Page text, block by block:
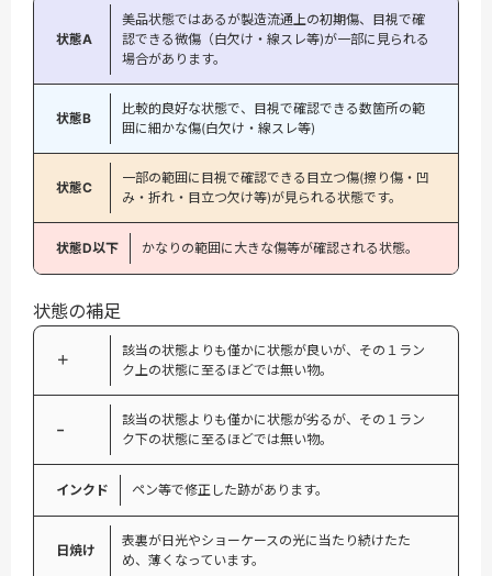
状態A
美品状態ではあるが製造流通上の初期傷、目視で確
認できる微傷（白欠け・線スレ等)が一部に見られる
場合があります。
状態B
比較的良好な状態で、目視で確認できる数箇所の範
囲に細かな傷(白欠け・線スレ等)
状態C
一部の範囲に目視で確認できる目立つ傷(擦り傷・凹
み・折れ・目立つ欠け等)が見られる状態です。
状態D以下 かなりの範囲に大きな傷等が確認される状態。
状態の補足
＋
該当の状態よりも僅かに状態が良いが、その１ラン
ク上の状態に至るほどでは無い物。
−
該当の状態よりも僅かに状態が劣るが、その１ラン
ク下の状態に至るほどでは無い物。
インクド ペン等で修正した跡があります。
日焼け
表裏が日光やショーケースの光に当たり続けたた
め、薄くなっています。